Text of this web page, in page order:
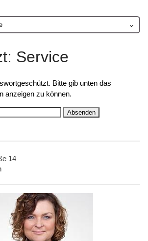
Service
Bitte gib unten das
anzeigen zu können.
14